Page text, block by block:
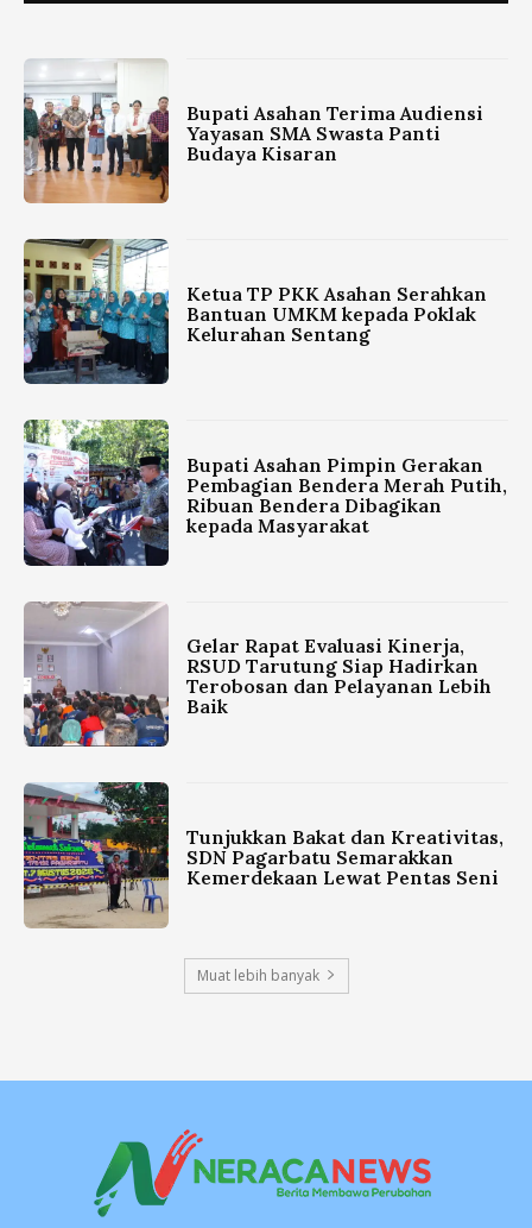
Bupati Asahan Terima Audiensi
Yayasan SMA Swasta Panti
Budaya Kisaran
Ketua TP PKK Asahan Serahkan
Bantuan UMKM kepada Poklak
Kelurahan Sentang
Bupati Asahan Pimpin Gerakan
Pembagian Bendera Merah Putih,
Ribuan Bendera Dibagikan
kepada Masyarakat
Gelar Rapat Evaluasi Kinerja,
RSUD Tarutung Siap Hadirkan
Terobosan dan Pelayanan Lebih
Baik
Tunjukkan Bakat dan Kreativitas,
SDN Pagarbatu Semarakkan
Kemerdekaan Lewat Pentas Seni
Muat lebih banyak